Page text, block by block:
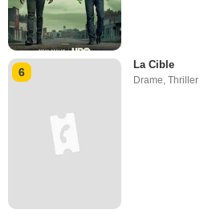
6
La Cible
Drame ,Thriller